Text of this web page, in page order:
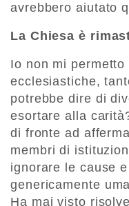
avrebbero aiutato
La Chiesa è
Io non mi
ecclesiastiche,
potrebbe dire di
esortare alla
di fronte ad
membri di
ignorare le cause
genericamente
Ha mai visto